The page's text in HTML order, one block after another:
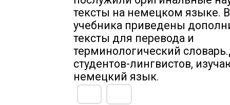
тексты на немецком языке.
учебника приведены
тексты для перевода и
терминологический
студентов-лингвистов,
немецкий язык.